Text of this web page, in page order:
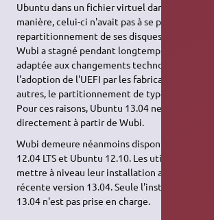
Ubuntu dans un fichier virtuel dans Windows.
manière, celui-ci n'avait pas à se préoccuper
repartitionnement de ses disques durs. Le
Wubi a stagné pendant longtemps.
adaptée aux changements technologiques
l'adoption de l'UEFI par les fabricants
autres, le partitionnement de type GPT pour
Pour ces raisons, Ubuntu 13.04 ne pourra pas
directement à partir de Wubi.
Wubi demeure néanmoins disponible pour
12.04 LTS et Ubuntu 12.10. Les utilisateurs de
mettre à niveau leur installation actuelle
récente version 13.04. Seule l'installation
13.04 n'est pas prise en charge.